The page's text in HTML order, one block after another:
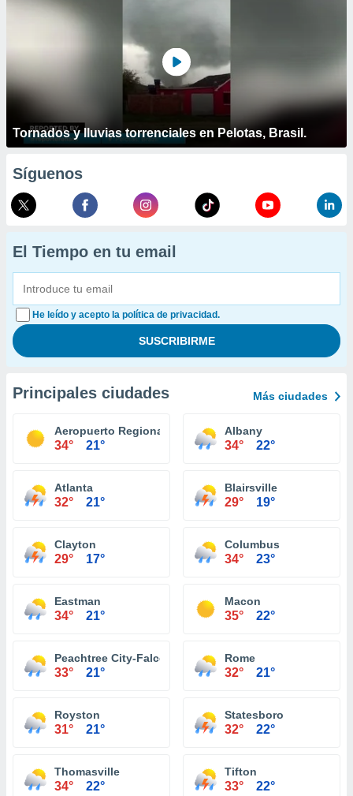
Tornados y lluvias torrenciales en Pelotas, Brasil.
Síguenos
El Tiempo en tu email
He leído y acepto la política de privacidad.
Principales ciudades Más ciudades
Aeropuerto Regional Augusta
34° 21°
Albany
34° 22°
Atlanta
32° 21°
Blairsville
29° 19°
Clayton
29° 17°
Columbus
34° 23°
Eastman
34° 21°
Macon
35° 22°
Peachtree City-Falcon Field Atlanta
33° 21°
Rome
32° 21°
Royston
31° 21°
Statesboro
32° 22°
Thomasville
34° 22°
Tifton
33° 22°